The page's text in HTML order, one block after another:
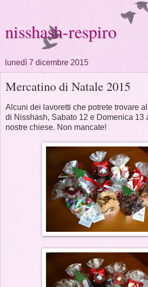
nisshash-respiro
lunedì 7 dicembre 2015
Mercatino di Natale 2015
Alcuni dei lavoretti che potrete trovare
di Nisshash, Sabato 12 e Domenica 13
nostre chiese. Non mancate!